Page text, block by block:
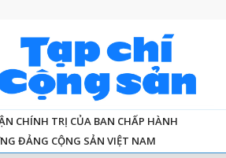
CHÍNH TRỊ CỦA BAN CHẤP HÀNH
ĐẢNG CỘNG SẢN VIỆT NAM